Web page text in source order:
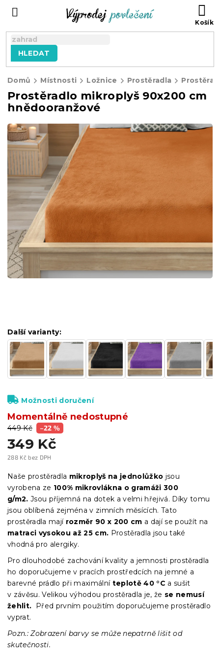
HLEDAT
Domů Místnosti Ložnice Prostěradla
Prostěradlo mikroplyš 90x200 cm
hnědooranžové
449 Kč –22 %
349 Kč
288 Kč bez DPH
cena:
Momentálně nedostupné
Další varianty:
Možnosti doručení
Naše prostěradla mikroplyš na jednolůžko jsou
vyrobena ze 100% mikrovlákna o gramáži 300
g/m2. Jsou příjemná na dotek a velmi hřejivá. Díky tomu
jsou oblíbená zejména v zimních měsících. Tato
prostěradla mají rozměr 90 x 200 cm a dají se použít na
matraci vysokou až 25 cm. Prostěradla jsou také
vhodná pro alergiky.
Pro dlouhodobé zachování kvality a jemnosti prostěradla
ho doporučujeme v pracích prostředcích na jemné a
barevné prádlo při maximální teplotě 40 °C a sušit
v závěsu. Velikou výhodou prostěradla je, že se nemusí
žehlit. Před prvním použitím doporučujeme prostěradlo
vyprat.
Pozn.: Zobrazení barvy se může nepatrně lišit od
skutečnosti.